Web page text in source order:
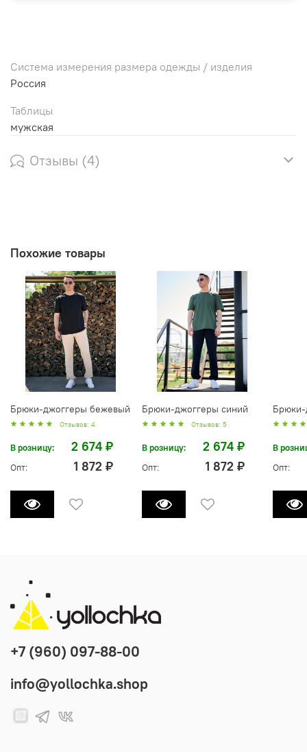
Система измерения размера одежды / изделия
Россия
Таблицы
мужская
Отзывы (4)
Похожие товары
Брюки-джоггеры бежевый
Отзывов: 4
В розницу: 2 674 ₽
Опт: 1 872 ₽
Брюки-джоггеры синий
Отзывов: 5
В розницу: 2 674 ₽
Опт: 1 872 ₽
В
Опт:
+7 (960) 097-88-00
info@yollochka.shop